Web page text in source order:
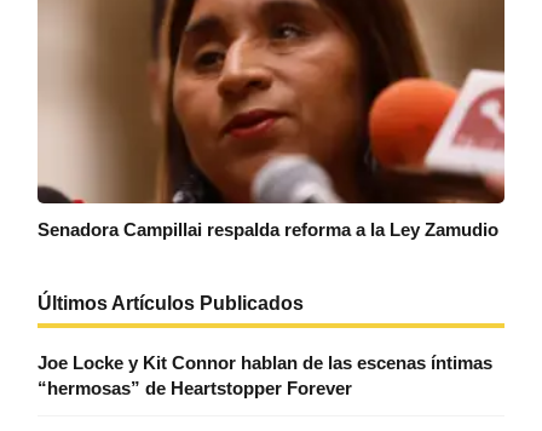
Senadora Campillai respalda reforma a la Ley Zamudio
Últimos Artículos Publicados
Joe Locke y Kit Connor hablan de las escenas íntimas
“hermosas” de Heartstopper Forever